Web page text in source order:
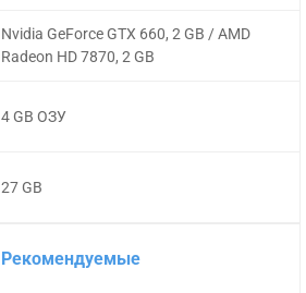
Nvidia GeForce GTX 660, 2 GB / AMD
Radeon HD 7870, 2 GB
4 GB ОЗУ
27 GB
Рекомендуемые